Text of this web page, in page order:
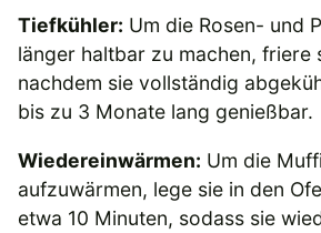
Tiefkühler: Um die Rosen- und
länger haltbar zu machen, friere
nachdem sie vollständig
bis zu 3 Monate lang genießbar.
Wiedereinwärmen: Um die
aufzuwärmen, lege sie in den
etwa 10 Minuten, sodass sie